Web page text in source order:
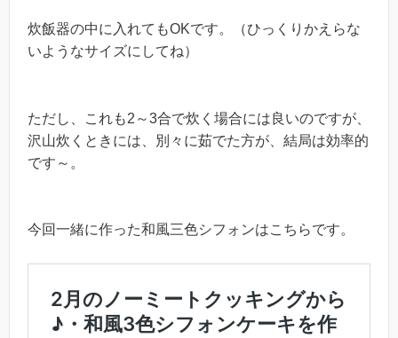
炊飯器の中に入れてもOKです。（ひっくりかえらな
いようなサイズにしてね）
ただし、これも2～3合で炊く場合には良いのですが、
沢山炊くときには、別々に茹でた方が、結局は効率的
です～。
今回一緒に作った和風三色シフォンはこちらです。